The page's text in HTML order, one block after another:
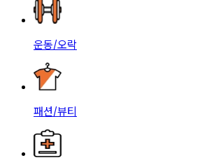
운동/오락
패션/뷰티